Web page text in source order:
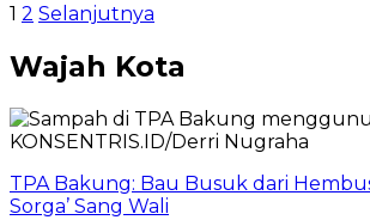
Paginasi
pos
1 2 Selanjutnya
Wajah Kota
TPA Bakung: Bau Busuk dari
Sorga’ Sang Wali